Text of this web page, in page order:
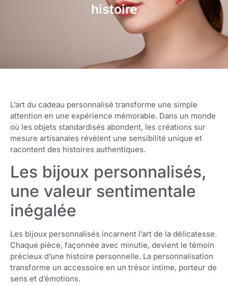
histoire
L’art du cadeau personnalisé transforme une simple
attention en une expérience mémorable. Dans un monde
où les objets standardisés abondent, les créations sur
mesure artisanales révèlent une sensibilité unique et
racontent des histoires authentiques.
Les bijoux personnalisés,
une valeur sentimentale
inégalée
Les bijoux personnalisés incarnent l’art de la délicatesse.
Chaque pièce, façonnée avec minutie, devient le témoin
précieux d’une histoire personnelle. La personnalisation
transforme un accessoire en un trésor intime, porteur de
sens et d’émotions.